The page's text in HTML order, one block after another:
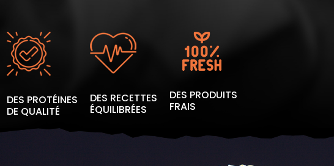
DES PROTÉINES
DE QUALITÉ
DES RECETTES
ÉQUILIBRÉES
DES PRODUITS
FRAIS